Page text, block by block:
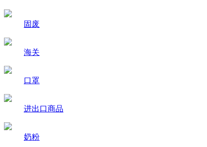
固废
海关
口罩
进出口商品
奶粉